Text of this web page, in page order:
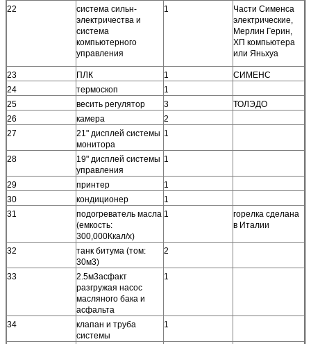
22
система сильн-
электричества и
система
компьютерного
управления
1
Части Сименса
электрические,
Мерлин Герин,
ХП компьютера
или Яньхуа
23 ПЛК 1
СИМЕНС
24
термоскоп
1
25
весить регулятор 3
ТОЛЭДО
26
камера
2
27
21" дисплей системы
монитора
1
28
19" дисплей системы
управления
1
29 принтер
1
30
кондиционер
1
31
подогреватель масла
(емкость:
300,000Ккал/х)
1
горелка сделана
в Италии
32
танк битума (том:
30м3)
2
33
2.5м3асфакт
разгружая насос
масляного бака и
асфальта
1
34
клапан и труба
системы
1